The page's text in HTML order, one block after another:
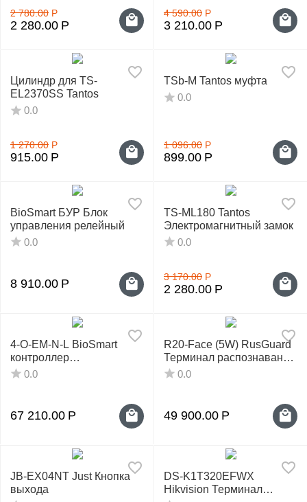
2 780.00 Р
2 280.00 Р
4 590.00 Р
3 210.00 Р
Цилиндр для TS-
EL2370SS Tantos
0.0
1 270.00 Р
915.00 Р
TSb-M Tantos муфта
0.0
1 096.00 Р
899.00 Р
BioSmart БУР Блок
управления релейный
0.0
8 910.00 Р
TS-ML180 Tantos
Электромагнитный замок
0.0
3 170.00 Р
2 280.00 Р
4-O-EM-N-L BioSmart
контроллер
биометрический
0.0
67 210.00 Р
R20-Face (5W) RusGuard
Терминал распознавания
лиц0.0
49 900.00 Р
JB-EX04NT Just Кнопка
выхода
DS-K1T320EFWX
Hikvision Терминал